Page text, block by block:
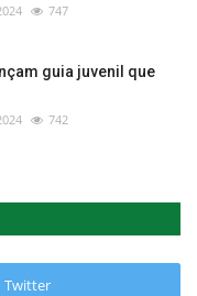
747
guia juvenil que
742
Twitter